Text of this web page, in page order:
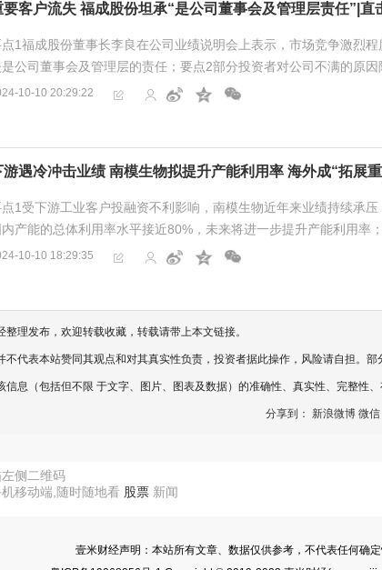
要客户流失 福成股份坦承“是公司董事会及管理层责任”|直
1福成股份董事长李良在公司业绩说明会上表示，市场竞争激烈
是公司董事会及管理层的责任；要点2部分投资者对公司不满的原因
与公司多年频出内控问题相关。财联社10月10日讯（记者...
10-10 20:29:22
游遇冷冲击业绩 南模生物拟提升产能利用率 海外成“拓展
1受下游工业客户投融资不利影响，南模生物近年来业绩持续承压
内产能的总体利用率水平接近80%，未来将进一步提升产能利用率
，海外业务收入占比已经提升至14%，费俭直言海外是拓展重点，下
10-10 18:29:35
整理发布，欢迎转载收藏，转载请带上本文链接。
不代表本站赞同其观点和对其真实性负责，投资者据此操作，风险请自担。
息（包括但不限 于文字、图片、图表及数据）的准确性、真实性、完整性
分享到： 新浪微博 微信
侧二维码
移动端,随时随地看 股票 新闻
壹米财经声明：本站所有文章、数据仅供参考，不代表任何确